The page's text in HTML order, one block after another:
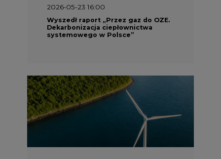
2026-05-23 16:00
Wyszedł raport „Przez gaz do OZE.
Dekarbonizacja ciepłownictwa
systemowego w Polsce”